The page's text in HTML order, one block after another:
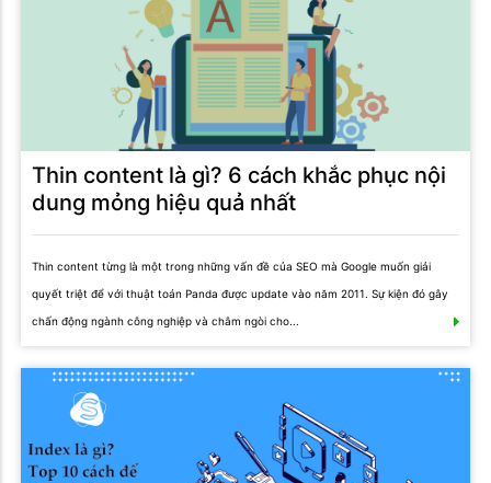
Thin content là gì? 6 cách khắc phục nội
dung mỏng hiệu quả nhất
Thin content từng là một trong những vấn đề của SEO mà Google muốn giải
quyết triệt để với thuật toán Panda được update vào năm 2011. Sự kiện đó gây
chấn động ngành công nghiệp và châm ngòi cho...